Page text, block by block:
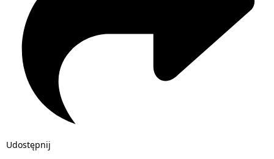
Udostępnij